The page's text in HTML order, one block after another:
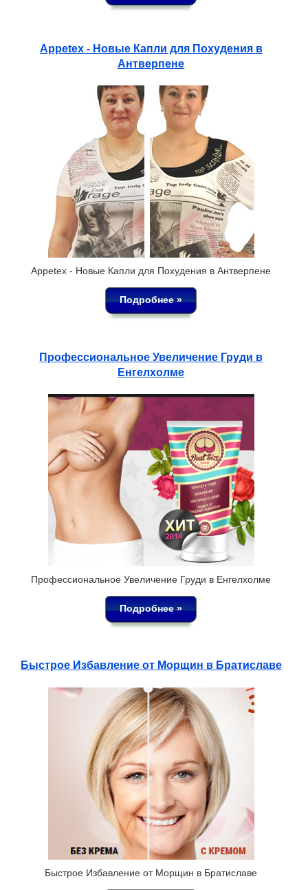
Appetex - Новые Капли для Похудения в
Антверпене
Appetex - Новые Капли для Похудения в Антверпене
Подробнее »
Профессиональное Увеличение Груди в
Енгелхолме
Профессиональное Увеличение Груди в Енгелхолме
Подробнее »
Быстрое Избавление от Морщин в Братиславе
Быстрое Избавление от Морщин в Братиславе